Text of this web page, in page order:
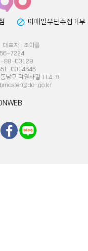
block 이메일무단수집거부
표자 : 조아름
7224
88-03129
0014646
남구 각원사길 114-8
go.kr